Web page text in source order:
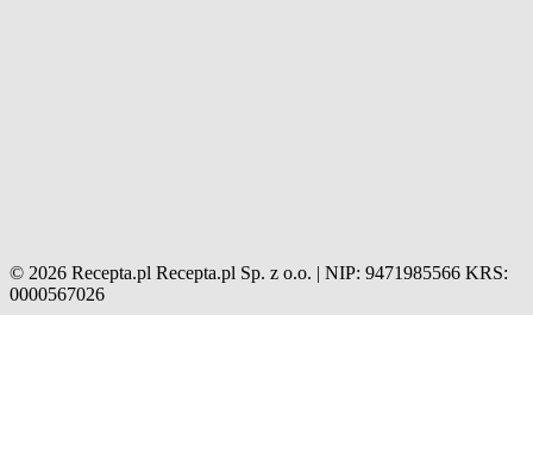
© 2026 Recepta.pl Recepta.pl Sp. z o.o. | NIP: 9471985566 KRS:
0000567026